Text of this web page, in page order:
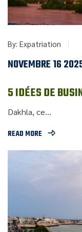
By: Expatriation
NOVEMBRE 16
5 IDÉES DE
DAKHLA
Dakhla, ce...
READ MORE